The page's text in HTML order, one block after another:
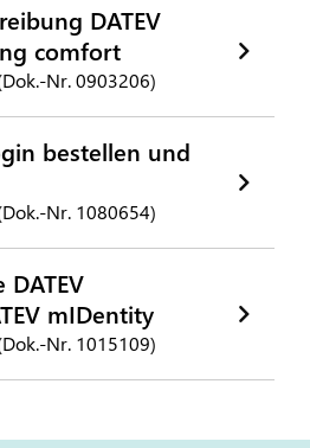
DATEV
comfort
Nr. 0903206)
bestellen und
Nr. 1080654)
mIDentity
Nr. 1015109)